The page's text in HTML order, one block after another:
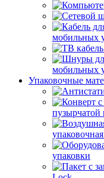
мобильных
мобильных
Упаковочные
пузырчатой
упаковки